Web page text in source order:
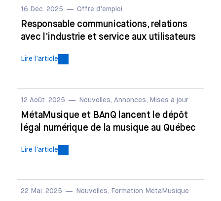
16 Déc. 2025 Offre d'emploi
Responsable communications, relations
avec l’industrie et service aux utilisateurs
Lire l’article
12 Août. 2025 Nouvelles, Annonces, Mises à jour
MétaMusique et BAnQ lancent le dépôt
légal numérique de la musique au Québec
Lire l’article
22 Mai. 2025 Nouvelles, Formation MétaMusique